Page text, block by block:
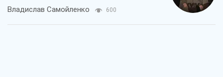
Владислав Самойленко 600